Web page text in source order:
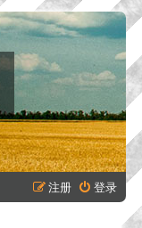
登录
注册